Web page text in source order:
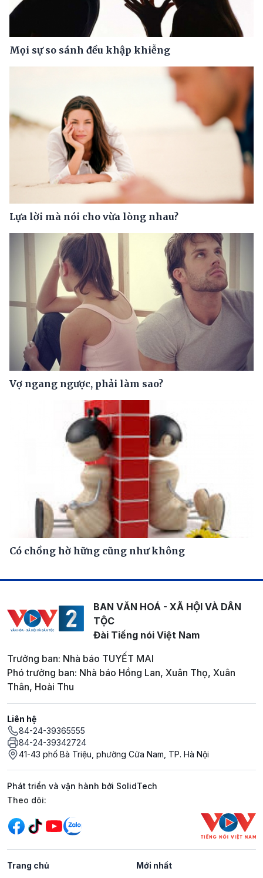
Mọi sự so sánh đều khập khiễng
Lựa lời mà nói cho vừa lòng nhau?
Vợ ngang ngược, phải làm sao?
Có chồng hờ hững cũng như không
BAN VĂN HOÁ - XÃ HỘI VÀ DÂN
TỘC
Đài Tiếng nói Việt Nam
Trưởng ban: Nhà báo TUYẾT MAI
Phó trưởng ban: Nhà báo Hồng Lan, Xuân Thọ, Xuân
Thân, Hoài Thu
Liên hệ
84-24-39365555
84-24-39342724
41-43 phố Bà Triệu, phường Cửa Nam, TP. Hà Nội
Phát triển và vận hành bởi SolidTech
Mạng xã hội
Theo dõi:
Trang chủ Mới nhất